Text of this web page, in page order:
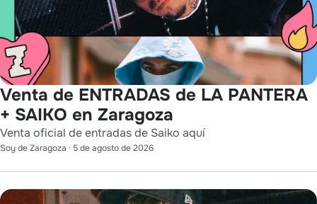
Venta de ENTRADAS de LA PANTERA
+ SAIKO en Zaragoza
Venta oficial de entradas de Saiko aquí
Soy de Zaragoza · 5 de agosto de 2026